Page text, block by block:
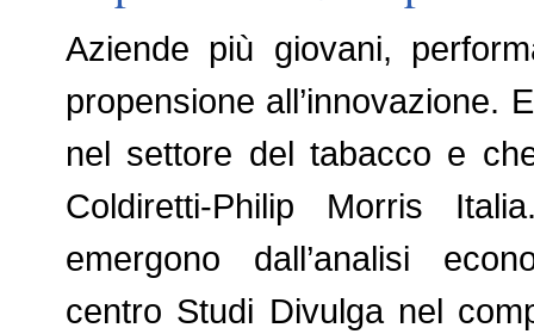
Aziende più giovani,
propensione all’innovazione.
nel settore del tabacco e
Coldiretti-Philip Morris
emergono dall’analisi
centro Studi Divulga nel